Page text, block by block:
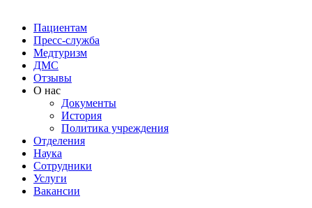
Пациентам
Пресс-служба
Медтуризм
ДМС
Отзывы
О нас
Документы
История
Политика учреждения
Отделения
Наука
Сотрудники
Услуги
Вакансии